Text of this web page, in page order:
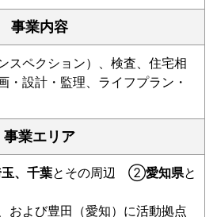
事業内容
スペクション）、検査、住宅相
・設計・監理、ライフプラン・
事業エリア
、千葉とその周辺 ②愛知県と
および豊田（愛知）に活動拠点